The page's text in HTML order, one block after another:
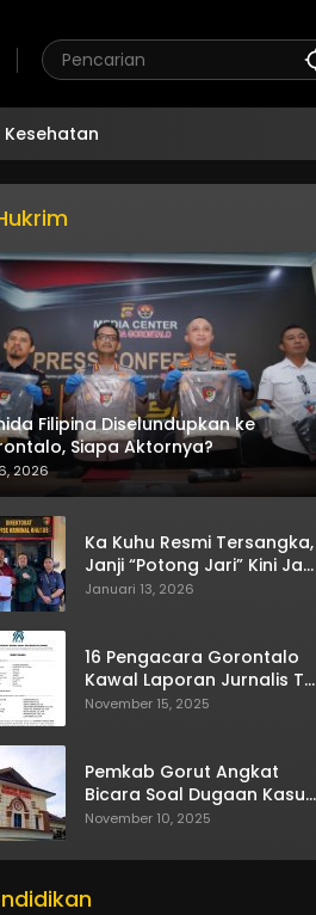
Kesehatan
Filipina Diselundupkan ke
Siapa Aktornya?
2026
Ka Kuhu Resmi Tersangka,
Janji “Potong Jari” Kini Jadi
Bumerang
Januari 13, 2026
16 Pengacara Gorontalo
Kawal Laporan Jurnalis TV
One
November 15, 2025
Pemkab Gorut Angkat
Bicara Soal Dugaan Kasus
Asusila Oknum ASN
November 10, 2025